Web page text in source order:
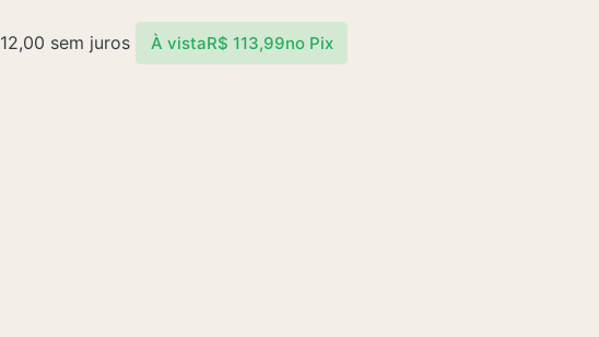
12,00 sem juros À vistaR$ 113,99no Pix